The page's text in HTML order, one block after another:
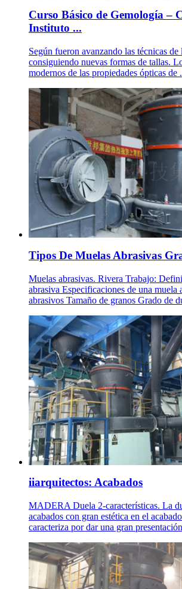
Curso Básico de Gemología –
Instituto ...
Según fueron avanzando las técnicas
consiguiendo nuevas formas de tallas.
modernos de las propiedades ópticas de
Tipos De Muelas Abrasivas
Muelas abrasivas. Rivera Trabajo:
abrasiva Especificaciones de una muela
abrasivos Tamaño de granos Grado de
iiarquitectos: Acabados
MADERA Duela 2-características. La
acabados con gran estética en el
caracteriza por dar una gran